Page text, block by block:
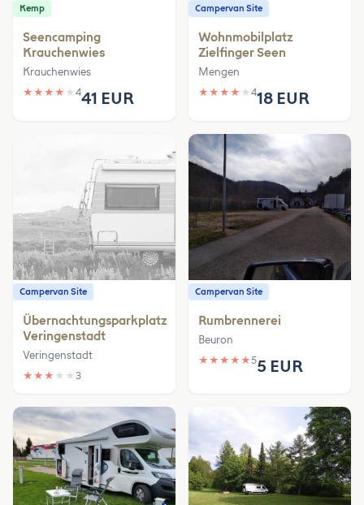
Kemp
Seencamping
Krauchenwies
Krauchenwies
★ ★ ★ ★ ★ 441 EUR
Campervan Site
Wohnmobilplatz
Zielfinger Seen
Mengen
★ ★ ★ ★ ★ 418 EUR
Campervan Site
Übernachtungsparkplatz
Veringenstadt
Veringenstadt
★ ★ ★ ★ ★ 3
Campervan Site
Rumbrennerei
Beuron
★ ★ ★ ★ ★55 EUR